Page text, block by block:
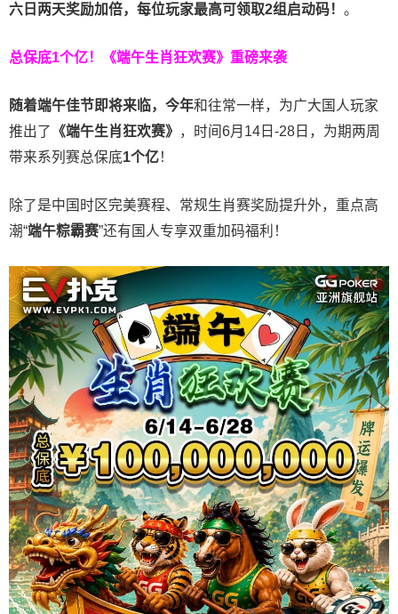
六日两天奖励加倍，每位玩家最高可领取2组启动码！ 。
总保底1个亿！ 《端午生肖狂欢赛》重磅来袭
随着端午佳节即将来临，今年和往常一样，为广大国人玩家
推出了 《端午生肖狂欢赛》 ，时间6月14日-28日，为期两周
带来系列赛总保底1个亿！
除了是中国时区完美赛程、常规生肖赛奖励提升外，重点高
潮“端午粽霸赛”还有国人专享双重加码福利！